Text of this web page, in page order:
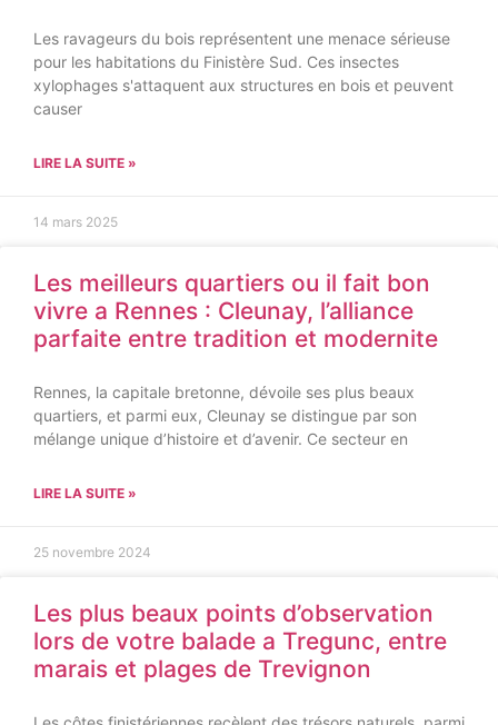
Les ravageurs du bois représentent une menace sérieuse
pour les habitations du Finistère Sud. Ces insectes
xylophages s'attaquent aux structures en bois et peuvent
causer
LIRE LA SUITE »
14 mars 2025
Les meilleurs quartiers ou il fait bon
vivre a Rennes : Cleunay, l’alliance
parfaite entre tradition et modernite
Rennes, la capitale bretonne, dévoile ses plus beaux
quartiers, et parmi eux, Cleunay se distingue par son
mélange unique d’histoire et d’avenir. Ce secteur en
LIRE LA SUITE »
25 novembre 2024
Les plus beaux points d’observation
lors de votre balade a Tregunc, entre
marais et plages de Trevignon